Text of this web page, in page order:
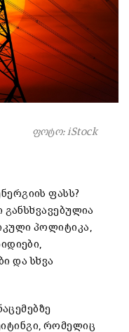
ფოტო: iStock
ფასს?
განსხვავებულია
პოლიტიკა,
და სხვა
რომელიც